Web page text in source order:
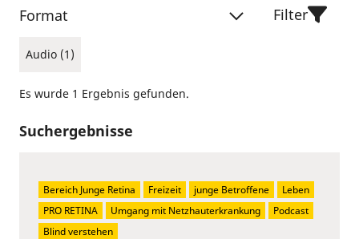
Format
Audio (1)
Filter
Es wurde 1 Ergebnis gefunden.
Suchergebnisse
Bereich Junge Retina Freizeit junge Betroffene
Leben
PRO RETINA
Umgang mit Netzhauterkrankung
Podcast
Blind verstehen